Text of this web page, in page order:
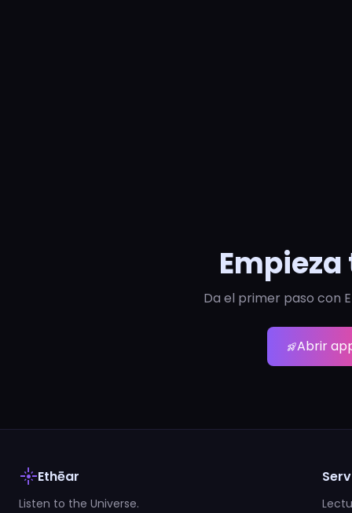
Da el primer paso con
rocket_launchAbrir
flareEthēar
Listen to the Universe.